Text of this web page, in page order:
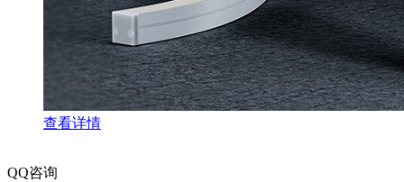
查看详情
QQ咨询